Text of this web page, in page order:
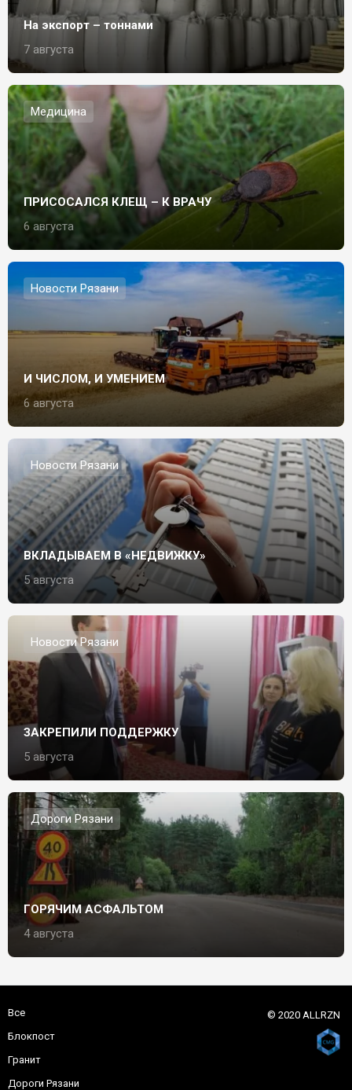
На экспорт – тоннами
7 августа
Медицина
ПРИСОСАЛСЯ КЛЕЩ – К ВРАЧУ
6 августа
Новости Рязани
И ЧИСЛОМ, И УМЕНИЕМ
6 августа
Новости Рязани
ВКЛАДЫВАЕМ В «НЕДВИЖКУ»
5 августа
Новости Рязани
ЗАКРЕПИЛИ ПОДДЕРЖКУ
5 августа
Дороги Рязани
ГОРЯЧИМ АСФАЛЬТОМ
4 августа
Все
Блокпост
Гранит
Дороги Рязани
© 2020 ALLRZN